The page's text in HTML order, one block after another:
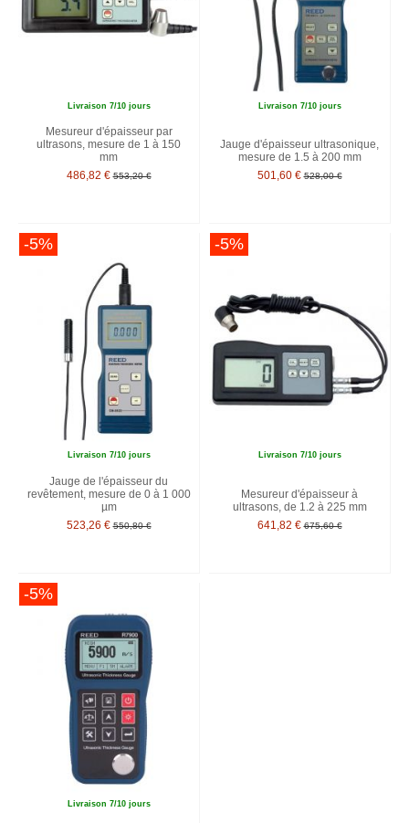
Livraison 7/10 jours
Mesureur d'épaisseur par
ultrasons, mesure de 1 à 150
mm
486,82 € 553,20 €
Livraison 7/10 jours
Jauge d'épaisseur ultrasonique,
mesure de 1.5 à 200 mm
501,60 € 528,00 €
-5%
Livraison 7/10 jours
Jauge de l'épaisseur du
revêtement, mesure de 0 à 1 000
µm
523,26 € 550,80 €
-5%
Livraison 7/10 jours
Mesureur d'épaisseur à
ultrasons, de 1.2 à 225 mm
641,82 € 675,60 €
-5%
Livraison 7/10 jours